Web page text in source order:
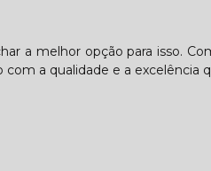
a melhor opção para isso.
a qualidade e a excelência